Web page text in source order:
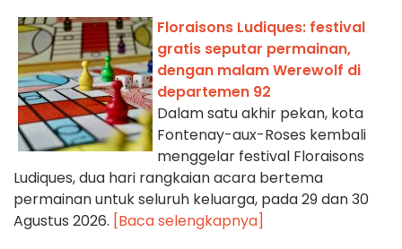
Floraisons Ludiques: festival
gratis seputar permainan,
dengan malam Werewolf di
departemen 92
Dalam satu akhir pekan, kota
Fontenay-aux-Roses kembali
menggelar festival Floraisons
Ludiques, dua hari rangkaian acara bertema
permainan untuk seluruh keluarga, pada 29 dan 30
Agustus 2026. [Baca selengkapnya]